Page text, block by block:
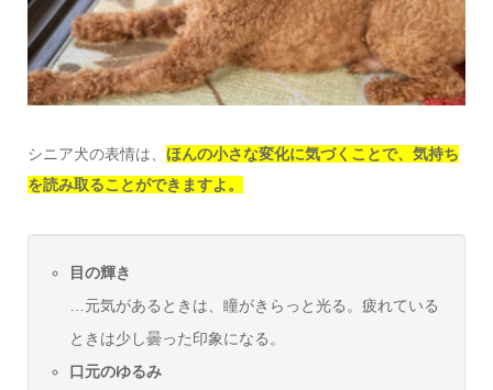
シニア犬の表情は、 ほんの小さな変化に気づくことで、気持ち
を読み取ることができますよ。
目の輝き
…元気があるときは、瞳がきらっと光る。疲れている
ときは少し曇った印象になる。
口元のゆるみ